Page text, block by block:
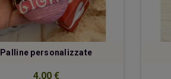
Palline personalizzate
4,00 €